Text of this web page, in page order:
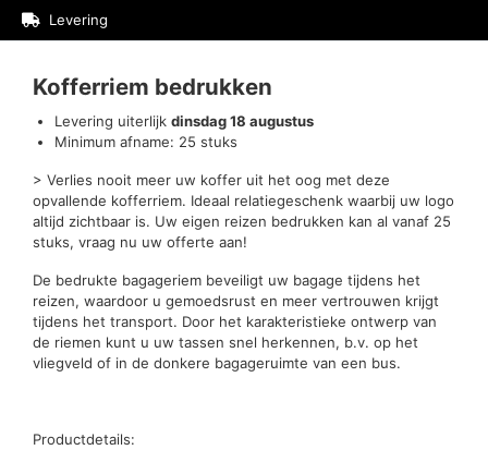
Levering
Kofferriem bedrukken
Levering uiterlijk dinsdag 18 augustus
Minimum afname: 25 stuks
> Verlies nooit meer uw koffer uit het oog met deze
opvallende kofferriem. Ideaal relatiegeschenk waarbij uw logo
altijd zichtbaar is. Uw eigen reizen bedrukken kan al vanaf 25
stuks, vraag nu uw offerte aan!
De bedrukte bagageriem beveiligt uw bagage tijdens het
reizen, waardoor u gemoedsrust en meer vertrouwen krijgt
tijdens het transport. Door het karakteristieke ontwerp van
de riemen kunt u uw tassen snel herkennen, b.v. op het
vliegveld of in de donkere bagageruimte van een bus.
Productdetails: